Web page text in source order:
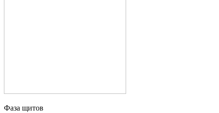
Фаза щитов